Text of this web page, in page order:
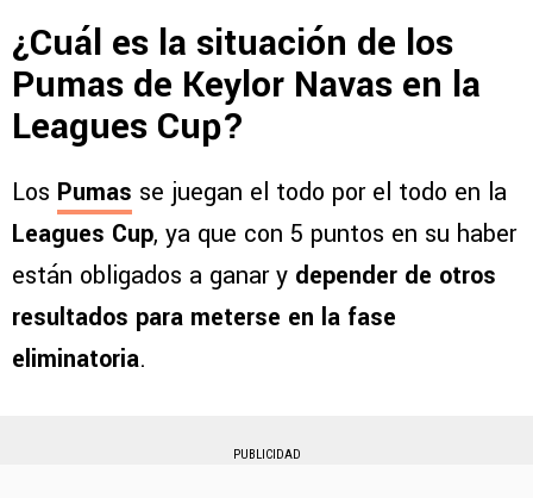
¿Cuál es la situación de los
Pumas de Keylor Navas en la
Leagues Cup?
Los Pumas se juegan el todo por el todo en la
Leagues Cup, ya que con 5 puntos en su haber
están obligados a ganar y depender de otros
resultados para meterse en la fase
eliminatoria.
PUBLICIDAD